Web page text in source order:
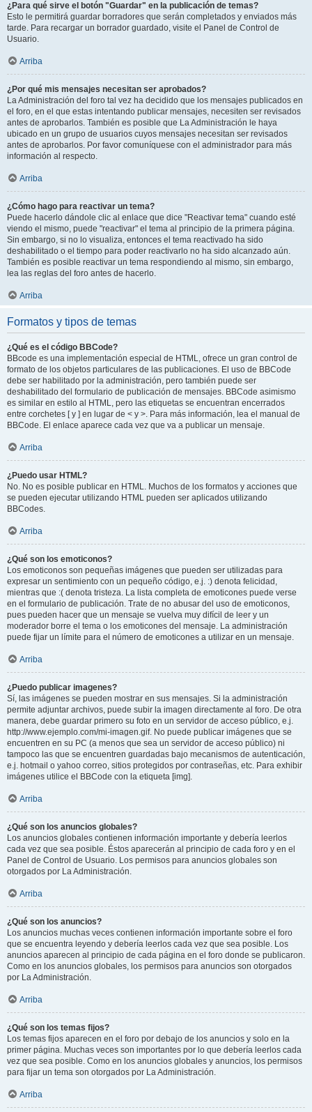
¿Para qué sirve el botón "Guardar" en la publicación de temas?
Esto le permitirá guardar borradores que serán completados y enviados más
tarde. Para recargar un borrador guardado, visite el Panel de Control de
Usuario.
Arriba
¿Por qué mis mensajes necesitan ser aprobados?
La Administración del foro tal vez ha decidido que los mensajes publicados en
el foro, en el que estas intentando publicar mensajes, necesiten ser revisados
antes de aprobarlos. También es posible que La Administración le haya
ubicado en un grupo de usuarios cuyos mensajes necesitan ser revisados
antes de aprobarlos. Por favor comuníquese con el administrador para más
información al respecto.
Arriba
¿Cómo hago para reactivar un tema?
Puede hacerlo dándole clic al enlace que dice "Reactivar tema" cuando esté
viendo el mismo, puede "reactivar" el tema al principio de la primera página.
Sin embargo, si no lo visualiza, entonces el tema reactivado ha sido
deshabilitado o el tiempo para poder reactivarlo no ha sido alcanzado aún.
También es posible reactivar un tema respondiendo al mismo, sin embargo,
lea las reglas del foro antes de hacerlo.
Arriba
Formatos y tipos de temas
¿Qué es el código BBCode?
BBcode es una implementación especial de HTML, ofrece un gran control de
formato de los objetos particulares de las publicaciones. El uso de BBCode
debe ser habilitado por la administración, pero también puede ser
deshabilitado del formulario de publicación de mensajes. BBCode asimismo
es similar en estilo al HTML, pero las etiquetas se encuentran encerrados
entre corchetes [ y ] en lugar de < y >. Para más información, lea el manual de
BBCode. El enlace aparece cada vez que va a publicar un mensaje.
Arriba
¿Puedo usar HTML?
No. No es posible publicar en HTML. Muchos de los formatos y acciones que
se pueden ejecutar utilizando HTML pueden ser aplicados utilizando
BBCodes.
Arriba
¿Qué son los emoticonos?
Los emoticonos son pequeñas imágenes que pueden ser utilizadas para
expresar un sentimiento con un pequeño código, e.j. :) denota felicidad,
mientras que :( denota tristeza. La lista completa de emoticones puede verse
en el formulario de publicación. Trate de no abusar del uso de emoticonos,
pues pueden hacer que un mensaje se vuelva muy difícil de leer y un
moderador borre el tema o los emoticones del mensaje. La administración
puede fijar un límite para el número de emoticones a utilizar en un mensaje.
Arriba
¿Puedo publicar imagenes?
Sí, las imágenes se pueden mostrar en sus mensajes. Si la administración
permite adjuntar archivos, puede subir la imagen directamente al foro. De otra
manera, debe guardar primero su foto en un servidor de acceso público, e.j.
http://www.ejemplo.com/mi-imagen.gif. No puede publicar imágenes que se
encuentren en su PC (a menos que sea un servidor de acceso público) ni
tampoco las que se encuentren guardadas bajo mecanismos de autenticación,
e.j. hotmail o yahoo correo, sitios protegidos por contraseñas, etc. Para exhibir
imágenes utilice el BBCode con la etiqueta [img].
Arriba
¿Qué son los anuncios globales?
Los anuncios globales contienen información importante y debería leerlos
cada vez que sea posible. Éstos aparecerán al principio de cada foro y en el
Panel de Control de Usuario. Los permisos para anuncios globales son
otorgados por La Administración.
Arriba
¿Qué son los anuncios?
Los anuncios muchas veces contienen información importante sobre el foro
que se encuentra leyendo y debería leerlos cada vez que sea posible. Los
anuncios aparecen al principio de cada página en el foro donde se publicaron.
Como en los anuncios globales, los permisos para anuncios son otorgados
por La Administración.
Arriba
¿Qué son los temas fijos?
Los temas fijos aparecen en el foro por debajo de los anuncios y solo en la
primer página. Muchas veces son importantes por lo que debería leerlos cada
vez que sea posible. Como en los anuncios globales y anuncios, los permisos
para fijar un tema son otorgados por La Administración.
Arriba